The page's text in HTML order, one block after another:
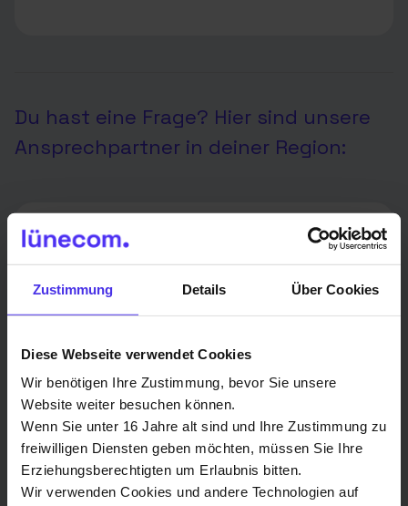
Zustimmung Details Über Cookies
Diese Webseite verwendet Cookies
Wir benötigen Ihre Zustimmung, bevor Sie unsere
Website weiter besuchen können.
Wenn Sie unter 16 Jahre alt sind und Ihre Zustimmung zu
freiwilligen Diensten geben möchten, müssen Sie Ihre
Erziehungsberechtigten um Erlaubnis bitten.
Wir verwenden Cookies und andere Technologien auf
Du hast eine Frage? Hier sind unsere
Ansprechpartner in deiner Region:
JB Glasfaser & Netzwerktechnik
GmbH
Jörg Baumann
Bickbeerngrund 14
29614 Soltau
Mob.: 0151-21097596
info@jb-glasfasertechnik.de